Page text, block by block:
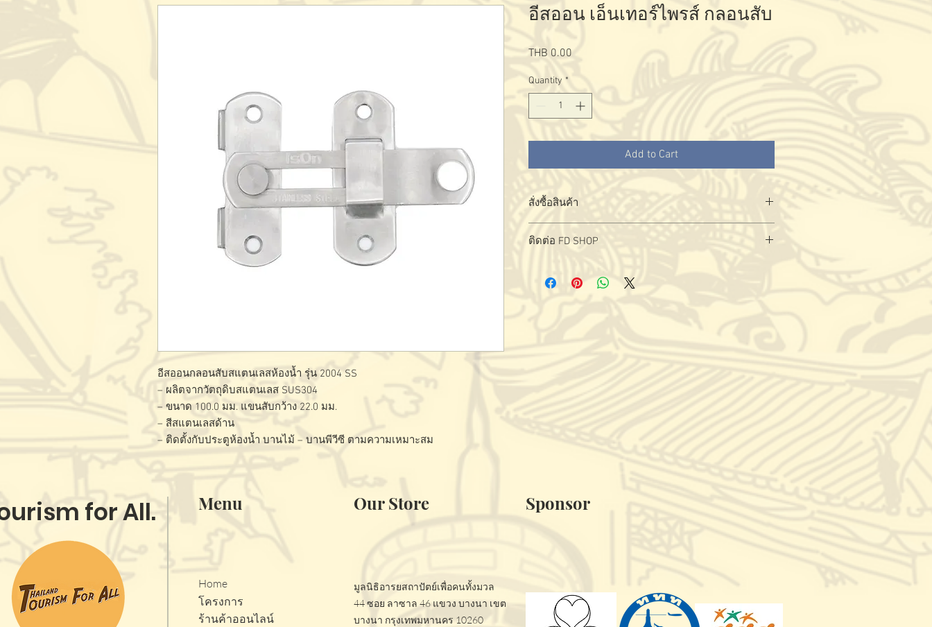
อีสออนกลอนสับสแตนเลสห้องน้ำ รุ่น 2004 SS
– ผลิตจากวัตถุดิบสแตนเลส SUS304
– ขนาด 100.0 มม. แขนสับกว้าง 22.0 มม.
– สีสแตนเลสด้าน
– ติดตั้งกับประตูห้องน้ำ บานไม้ – บานพีวีซี ตามความเหมาะสม
อีสออน เอ็นเทอร์ไพรส์ กลอนสับ
THB 0.00
Quantity *
Add to Cart
สั่งซื้อสินค้า
ติดต่อ FD SHOP
for All. Menu
Home
โครงการ
ร้านค้าออนไลน์
Our Store Sponsor
มูลนิธิอารยสถาปัตย์เพื่อคนทั้งมวล
44 ซอย ลาซาล 46 แขวง บางนา เขต
บางนา กรุงเทพมหานคร 10260